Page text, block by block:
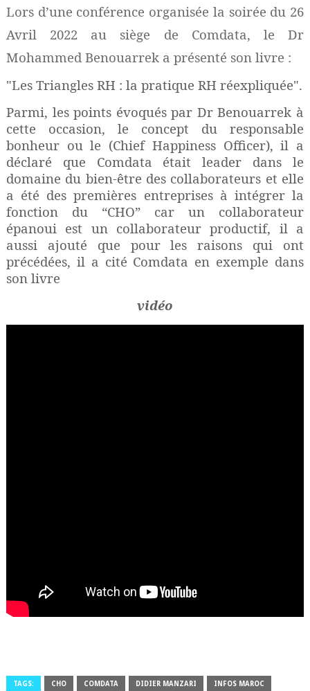
Lors d’une conférence organisée la soirée du 26
Avril 2022 au siège de Comdata, le Dr
Mohammed Benouarrek a présenté son livre :
"Les Triangles RH : la pratique RH réexpliquée".
Parmi, les points évoqués par Dr Benouarrek à
cette occasion, le concept du responsable
bonheur ou le (Chief Happiness Officer), il a
déclaré que Comdata était leader dans le
domaine du bien-être des collaborateurs et elle
a été des premières entreprises à intégrer la
fonction du “CHO” car un collaborateur
épanoui est un collaborateur productif, il a
aussi ajouté que pour les raisons qui ont
précédées, il a cité Comdata en exemple dans
son livre
vidéo
TAGS: CHO COMDATA DIDIER MANZARI INFOS MAROC